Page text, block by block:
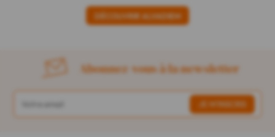
DÉCOUVRIR ALVADIEM
Abonnez-vous à la newsletter